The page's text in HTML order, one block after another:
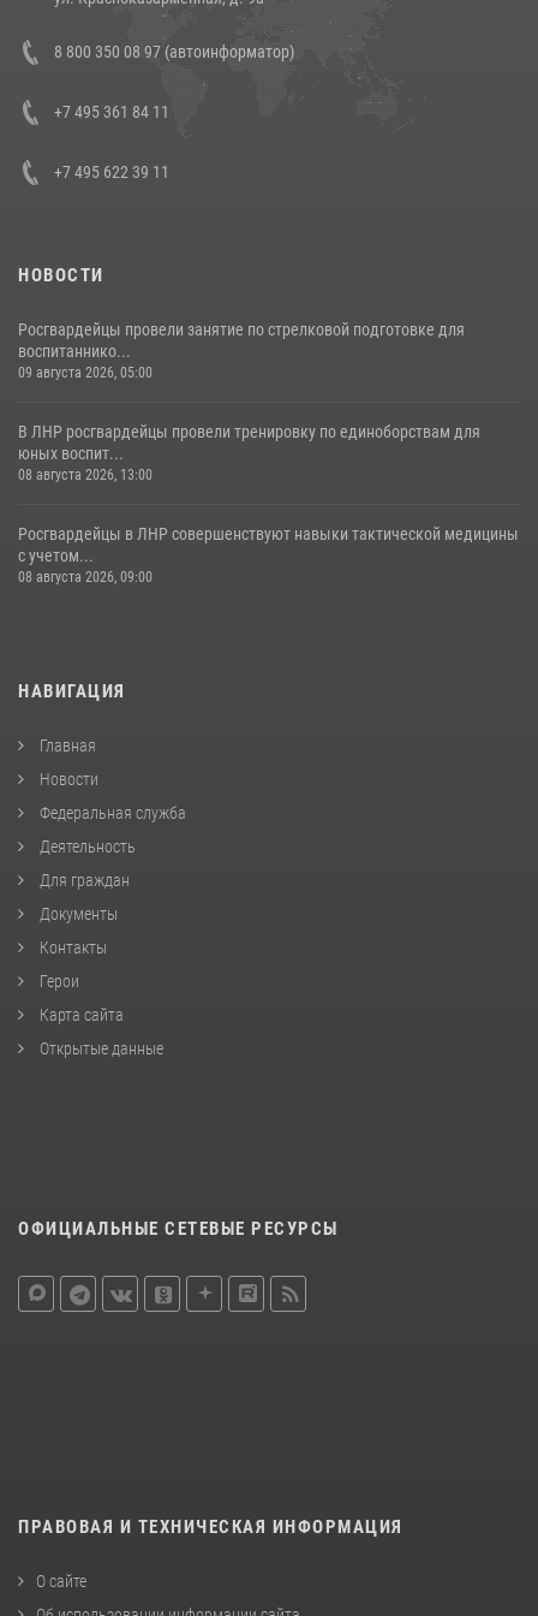
Состоялась рабочая встреча директора Росгвардии Героя России
генерала армии Виктора Золотова с заместителем полномочного
представителя Президента Российской Федерации в Северо-
Кавказском федеральном округе Виталием Кузнецовым
8 800 350 08 97 (автоинформатор)
+7 495 361 84 11
+7 495 622 39 11
НОВОСТИ
Росгвардейцы провели занятие по стрелковой подготовке для
воспитаннико...
09 августа 2026, 05:00
В ЛНР росгвардейцы провели тренировку по единоборствам для
юных воспит...
08 августа 2026, 13:00
Росгвардейцы в ЛНР совершенствуют навыки тактической медицины
с учетом...
08 августа 2026, 09:00
НАВИГАЦИЯ
Главная
Новости
Федеральная служба
Деятельность
Для граждан
Документы
Контакты
Герои
Карта сайта
Открытые данные
ОФИЦИАЛЬНЫЕ СЕТЕВЫЕ РЕСУРСЫ
ПРАВОВАЯ И ТЕХНИЧЕСКАЯ ИНФОРМАЦИЯ
О сайте